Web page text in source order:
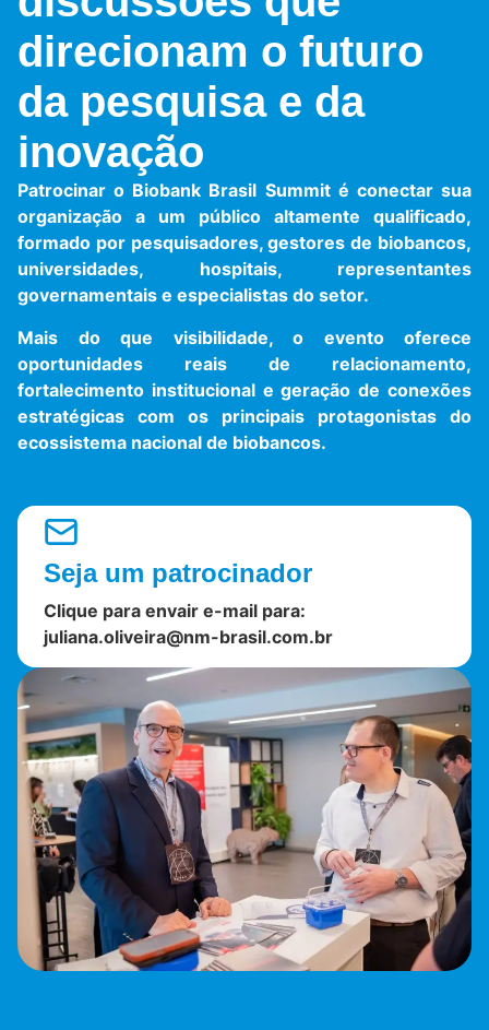
direcionam o futuro
da pesquisa e da
inovação
Patrocinar o Biobank Brasil Summit é conectar sua
organização a um público altamente qualificado,
formado por pesquisadores, gestores de biobancos,
universidades, hospitais, representantes
governamentais e especialistas do setor.
Mais do que visibilidade, o evento oferece
oportunidades reais de relacionamento,
fortalecimento institucional e geração de conexões
estratégicas com os principais protagonistas do
ecossistema nacional de biobancos.
Seja um patrocinador
Clique para envair e-mail para:
juliana.oliveira@nm-brasil.com.br